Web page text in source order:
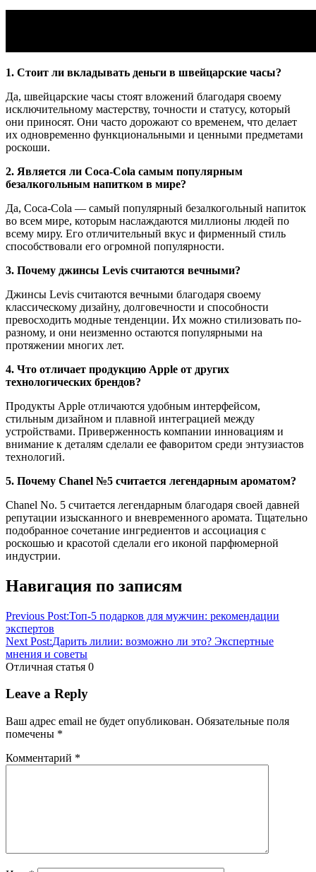
1. Стоит ли вкладывать деньги в швейцарские часы?
Да, швейцарские часы стоят вложений благодаря своему
исключительному мастерству, точности и статусу, который
они приносят. Они часто дорожают со временем, что делает
их одновременно функциональными и ценными предметами
роскоши.
2. Является ли Coca-Cola самым популярным
безалкогольным напитком в мире?
Да, Coca-Cola — самый популярный безалкогольный напиток
во всем мире, которым наслаждаются миллионы людей по
всему миру. Его отличительный вкус и фирменный стиль
способствовали его огромной популярности.
3. Почему джинсы Levis считаются вечными?
Джинсы Levis считаются вечными благодаря своему
классическому дизайну, долговечности и способности
превосходить модные тенденции. Их можно стилизовать по-
разному, и они неизменно остаются популярными на
протяжении многих лет.
4. Что отличает продукцию Apple от других
технологических брендов?
Продукты Apple отличаются удобным интерфейсом,
стильным дизайном и плавной интеграцией между
устройствами. Приверженность компании инновациям и
внимание к деталям сделали ее фаворитом среди энтузиастов
технологий.
5. Почему Chanel №5 считается легендарным ароматом?
Chanel No. 5 считается легендарным благодаря своей давней
репутации изысканного и вневременного аромата. Тщательно
подобранное сочетание ингредиентов и ассоциация с
роскошью и красотой сделали его иконой парфюмерной
индустрии.
Навигация по записям
Previous Post:Топ-5 подарков для мужчин: рекомендации
экспертов
Next Post:Дарить лилии: возможно ли это? Экспертные
мнения и советы
Отличная статья 0
Leave a Reply
Ваш адрес email не будет опубликован. Обязательные поля
помечены *
Комментарий *